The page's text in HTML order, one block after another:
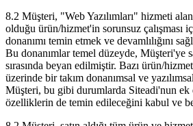
8.2 Müşteri, "Web Yazılımları" hizmeti
olduğu ürün/hizmet'in sorunsuz çalışması
donanımı temin etmek ve devamlılığını
Bu donanımlar temel düzeyde, Müşteri'ye
sırasında beyan edilmiştir. Bazı ürün/
üzerinde bir takım donanımsal ve
Müşteri, bu gibi durumlarda Siteadi'nun ek
özelliklerin de temin edileceğini kabul ve